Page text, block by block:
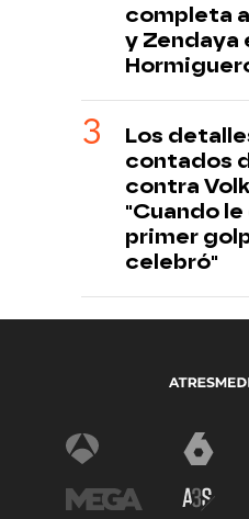
completa
y Zendaya
Los
contados
contra
"Cuando
primer
celebró"